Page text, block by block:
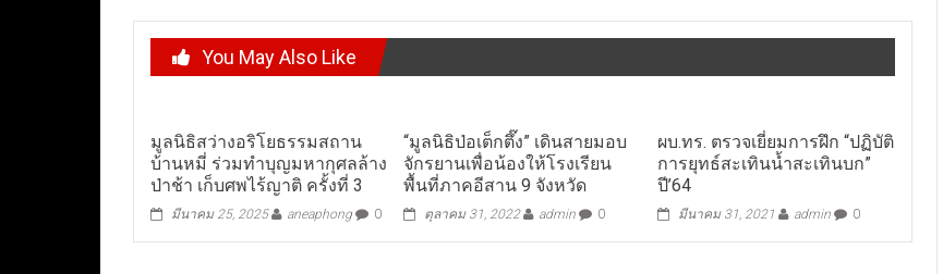
You May Also Like
มูลนิธิสว่างอริโยธรรมสถาน
บ้านหมี่ ร่วมทำบุญมหากุศลล้าง
ป่าช้า เก็บศพไร้ญาติ ครั้งที่ 3
มีนาคม 25, 2025 aneaphong 0
“มูลนิธิป่อเต็กตึ๊ง” เดินสายมอบ
จักรยานเพื่อน้องให้โรงเรียน
พื้นที่ภาคอีสาน 9 จังหวัด
ตุลาคม 31, 2022 admin 0
ผบ.ทร. ตรวจเยี่ยมการฝึก “ปฏิบัติ
การยุทธ์สะเทินน้ำสะเทินบก”
ปี’64
มีนาคม 31, 2021 admin 0